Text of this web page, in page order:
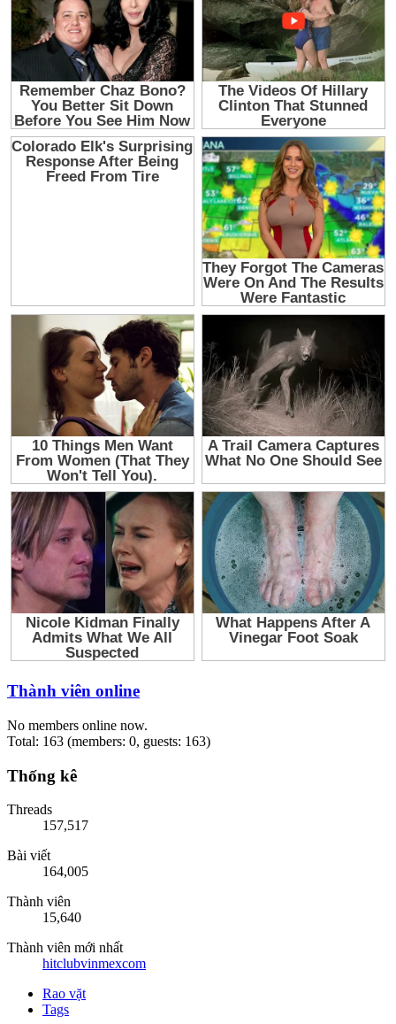
Thành viên online
No members online now.
Total: 163 (members: 0, guests: 163)
Thống kê
Threads
157,517
Bài viết
164,005
Thành viên
15,640
Thành viên mới nhất
hitclubvinmexcom
Rao vặt
Tags